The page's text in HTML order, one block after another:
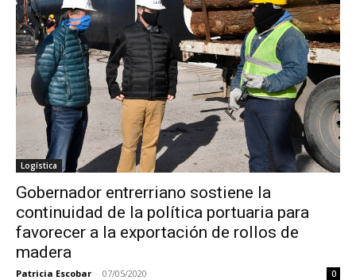
Logística
Gobernador entrerriano sostiene la
continuidad de la política portuaria para
favorecer a la exportación de rollos de
madera
Patricia Escobar - 07/05/2020 0